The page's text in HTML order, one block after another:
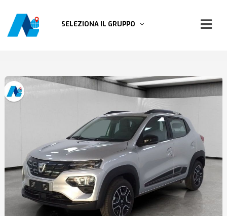
SELEZIONA IL GRUPPO